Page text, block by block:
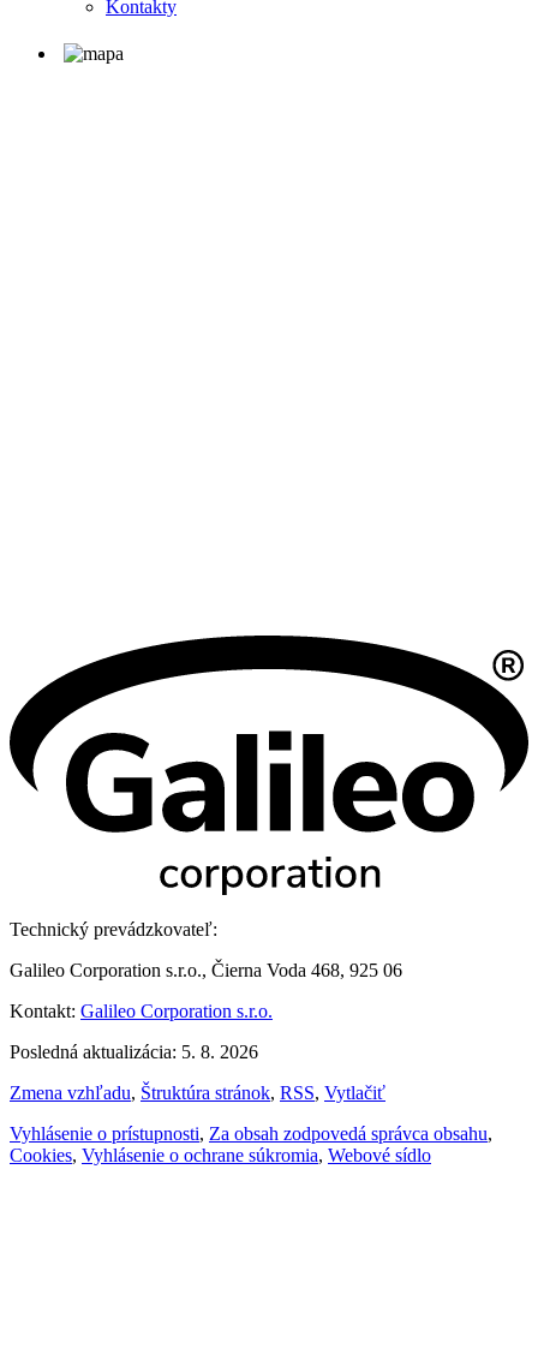
Kontakty
Technický prevádzkovateľ:
Galileo Corporation s.r.o., Čierna Voda 468, 925 06
Kontakt: Galileo Corporation s.r.o.
Posledná aktualizácia: 5. 8. 2026
Zmena vzhľadu, Štruktúra stránok, RSS, Vytlačiť
Vyhlásenie o prístupnosti, Za obsah zodpovedá správca obsahu,
Cookies, Vyhlásenie o ochrane súkromia, Webové sídlo